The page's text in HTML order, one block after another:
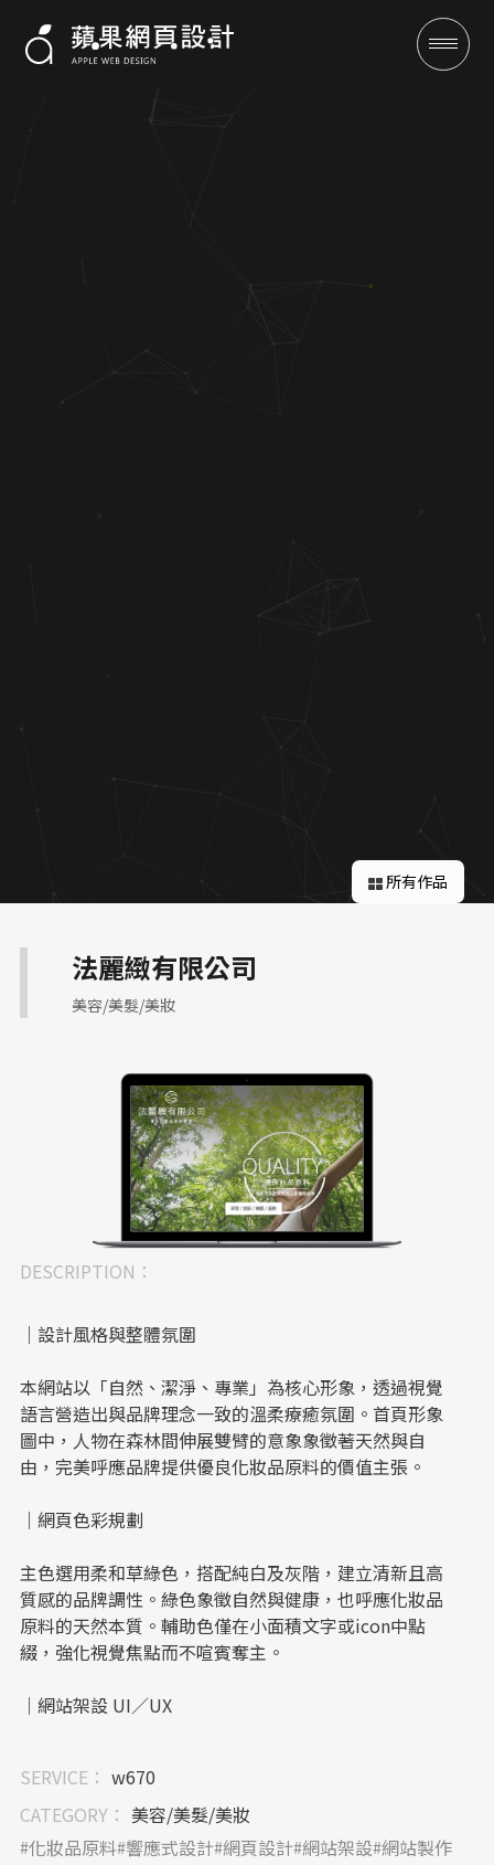
法麗緻有限公司-網頁設計-蘋果
所有作品
法麗緻有限公司
美容/美髮/美妝
DESCRIPTION：
｜設計風格與整體氛圍
本網站以「自然、潔淨、專業」為核心形象，透過視覺
語言營造出與品牌理念一致的溫柔療癒氛圍。首頁形象
圖中，人物在森林間伸展雙臂的意象象徵著天然與自
由，完美呼應品牌提供優良化妝品原料的價值主張。
｜網頁色彩規劃
主色選用柔和草綠色，搭配純白及灰階，建立清新且高
質感的品牌調性。綠色象徵自然與健康，也呼應化妝品
原料的天然本質。輔助色僅在小面積文字或icon中點
綴，強化視覺焦點而不喧賓奪主。
｜網站架設 UI／UX
設計為導向，確保在手機上亦有流暢瀏覽體驗。導覽列
功能清晰，包含產品介紹、最新消息、會員專區與聯絡
資訊，符合企業官網架構邏輯，提升使用者操作效率。
SERVICE： w670
CATEGORY： 美容/美髮/美妝
化妝品原料 響應式設計 網頁設計 網站架設 網站製作